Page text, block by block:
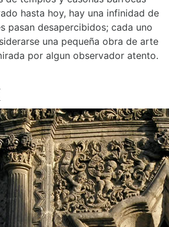
hasta hoy, hay una infinidad de
pasan desapercibidos; cada uno
una pequeña obra de arte
por algun observador atento.